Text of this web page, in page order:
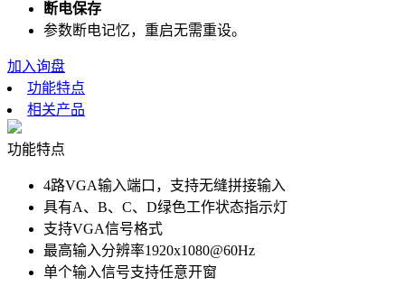
断电保存
参数断电记忆，重启无需重设。
加入询盘
功能特点
相关产品
功能特点
4路VGA输入端口，支持无缝拼接输入
具有A、B、C、D绿色工作状态指示灯
支持VGA信号格式
最高输入分辨率1920x1080@60Hz
单个输入信号支持任意开窗